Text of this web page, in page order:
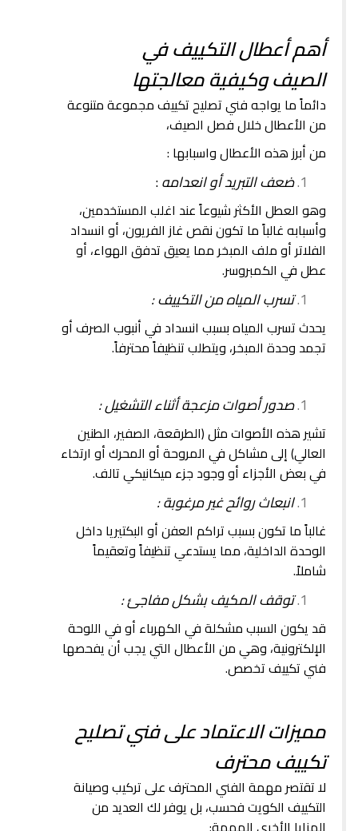
أهم أعطال التكييف في
الصيف وكيفية معالجتها
دائماً ما يواجه فني تصليح تكييف مجموعة متنوعة
من الأعطال خلال فصل الصيف،
من أبرز هذه الأعطال واسبابها :
ضعف التبريد أو انعدامه:
وهو العطل الأكثر شيوعاً عند اغلب المستخدمين،
وأسبابه غالباً ما تكون نقص غاز الفريون، أو انسداد
الفلاتر أو ملف المبخر مما يعيق تدفق الهواء، أو
عطل في الكمبروسر.
تسرب المياه من التكييف :
يحدث تسرب المياه بسبب انسداد في أنبوب الصرف أو
تجمد وحدة المبخر، ويتطلب تنظيفاً محترفاً.
صدور أصوات مزعجة أثناء التشغيل :
تشير هذه الأصوات مثل (الطرقعة، الصفير، الطنين
العالي) إلى مشاكل في المروحة أو المحرك أو ارتخاء
في بعض الأجزاء أو وجود جزء ميكانيكي تالف.
انبعاث روائح غير مرغوبة :
غالباً ما تكون بسبب تراكم العفن أو البكتيريا داخل
الوحدة الداخلية، مما يستدعي تنظيفاً وتعقيماً
شاملاً.
توقف المكيف بشكل مفاجئ :
قد يكون السبب مشكلة في الكهرباء أو في اللوحة
الإلكترونية، وهي من الأعطال التي يجب أن يفحصها
فني تكييف تخصص.
مميزات الاعتماد على فني تصليح
تكييف محترف
لا تقتصر مهمة الفني المحترف على تركيب وصيانة
التكييف الكويت فحسب، بل يوفر لك العديد من